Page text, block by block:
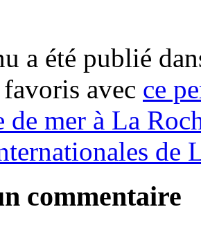
a été publié
avec ce
de mer à La
commentaire